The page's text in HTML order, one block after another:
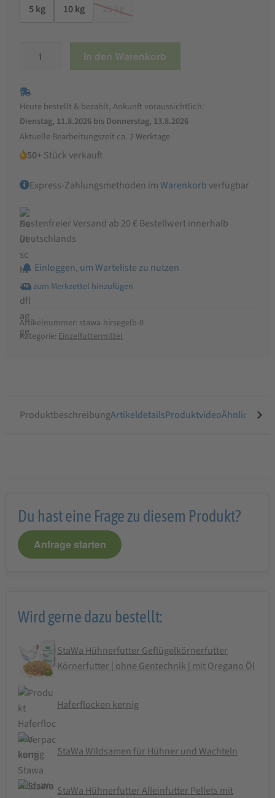
5 kg
10 kg 25 kg
In den Warenkorb
Heute bestellt & bezahlt, Ankunft voraussichtlich:
Dienstag, 11.8.2026 bis Donnerstag, 13.8.2026
Aktuelle Bearbeitungszeit ca. 2 Werktage
50+Stück verkauft
Express-Zahlungsmethoden imWarenkorb verfügbar
Kostenfreier Versand ab 20 € Bestellwert innerhalb
Deutschlands
Einloggen, um Warteliste zu nutzen
Artikelnummer: stawa-hirsegelb-0
Kategorie: Einzelfuttermittel
ProduktbeschreibungArtikeldetailsProduktvideoÄhnliche
Du hast eine Frage zu diesem Produkt?
Anfrage starten
Wird gerne dazu bestellt:
StaWa Hühnerfutter Geflügelkörnerfutter
Körnerfutter | ohne Gentechnik | mit Oregano Öl
Haferflocken kernig
StaWa Wildsamen für Hühner und Wachteln
StaWa Hühnerfutter Alleinfutter Pellets mit